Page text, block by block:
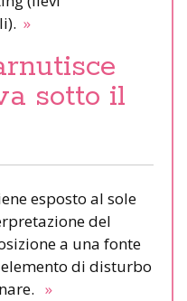
»
sotto il
esposto al sole
del
a una fonte
di disturbo
»